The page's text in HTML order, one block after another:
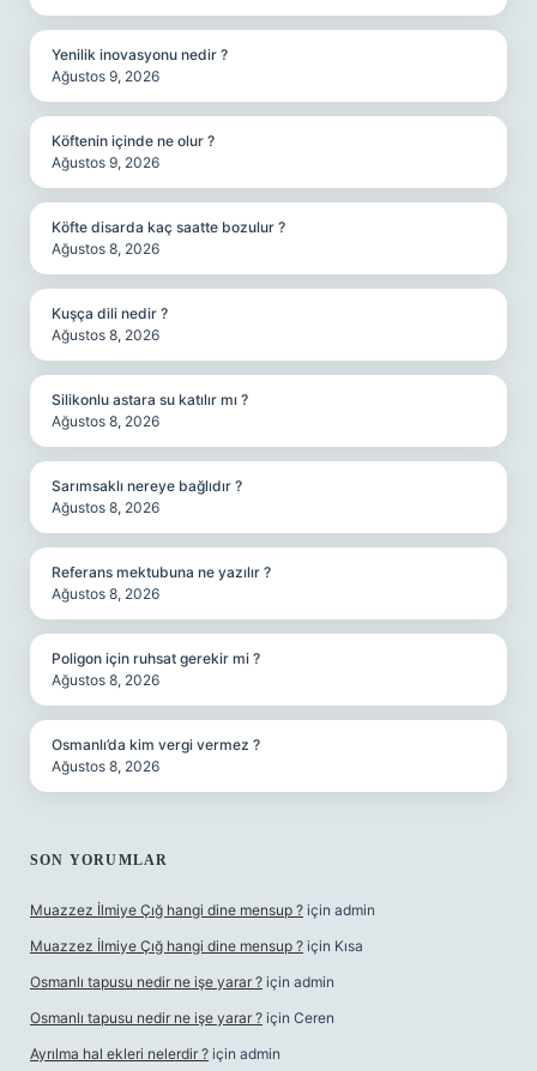
Yenilik inovasyonu nedir ?
Ağustos 9, 2026
Köftenin içinde ne olur ?
Ağustos 9, 2026
Köfte disarda kaç saatte bozulur ?
Ağustos 8, 2026
Kuşça dili nedir ?
Ağustos 8, 2026
Silikonlu astara su katılır mı ?
Ağustos 8, 2026
Sarımsaklı nereye bağlıdır ?
Ağustos 8, 2026
Referans mektubuna ne yazılır ?
Ağustos 8, 2026
Poligon için ruhsat gerekir mi ?
Ağustos 8, 2026
Osmanlı’da kim vergi vermez ?
Ağustos 8, 2026
SON YORUMLAR
Muazzez İlmiye Çığ hangi dine mensup ? için admin
Muazzez İlmiye Çığ hangi dine mensup ? için Kısa
Osmanlı tapusu nedir ne işe yarar ? için admin
Osmanlı tapusu nedir ne işe yarar ? için Ceren
Ayrılma hal ekleri nelerdir ? için admin